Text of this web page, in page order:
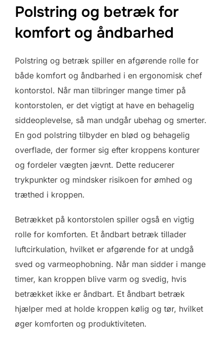
Polstring og betræk for
komfort og åndbarhed
Polstring og betræk spiller en afgørende rolle for
både komfort og åndbarhed i en ergonomisk chef
kontorstol. Når man tilbringer mange timer på
kontorstolen, er det vigtigt at have en behagelig
siddeoplevelse, så man undgår ubehag og smerter.
En god polstring tilbyder en blød og behagelig
overflade, der former sig efter kroppens konturer
og fordeler vægten jævnt. Dette reducerer
trykpunkter og mindsker risikoen for ømhed og
træthed i kroppen.
Betrækket på kontorstolen spiller også en vigtig
rolle for komforten. Et åndbart betræk tillader
luftcirkulation, hvilket er afgørende for at undgå
sved og varmeophobning. Når man sidder i mange
timer, kan kroppen blive varm og svedig, hvis
betrækket ikke er åndbart. Et åndbart betræk
hjælper med at holde kroppen kølig og tør, hvilket
øger komforten og produktiviteten.